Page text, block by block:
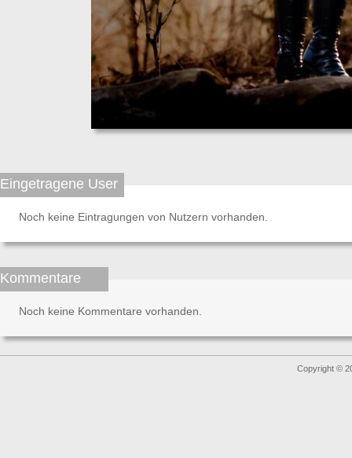
Eingetragene User
Noch keine Eintragungen von Nutzern vorhanden.
Kommentare
Noch keine Kommentare vorhanden.
Copyright ©